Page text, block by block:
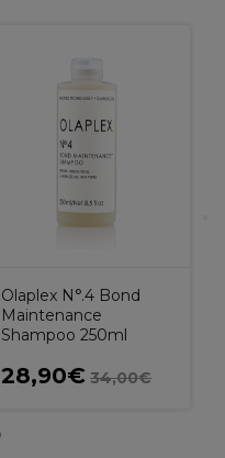
Olaplex N°.4 Bond
Maintenance
Shampoo 250ml
28,90€ 34,00€